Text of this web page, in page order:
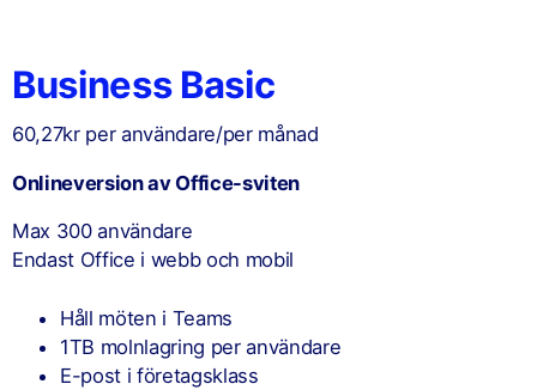
Business Basic
60,27kr per användare/per månad
Onlineversion av Office-sviten
Max 300 användare
Endast Office i webb och mobil
Håll möten i Teams
1TB molnlagring per användare
E-post i företagsklass